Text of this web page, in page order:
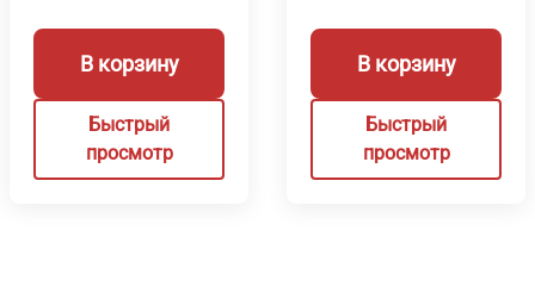
В корзину
Быстрый
просмотр
В корзину
Быстрый
просмотр